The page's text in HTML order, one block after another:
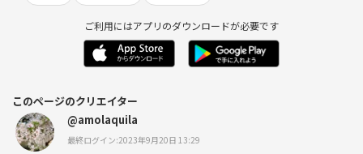
ご利用にはアプリのダウンロードが必要です
このページのクリエイター
@amolaquila
最終ログイン:2023年9月20日 13:29